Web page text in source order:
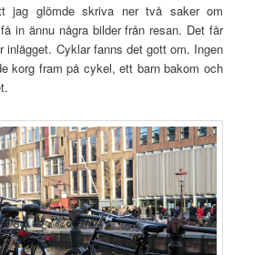
jag glömde skriva ner två saker om
in ännu några bilder från resan. Det får
inlägget. Cyklar fanns det gott om. Ingen
korg fram på cykel, ett barn bakom och